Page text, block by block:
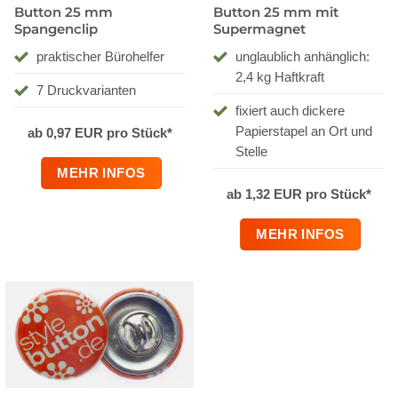
Button 25 mm
Spangenclip
praktischer Bürohelfer
7 Druckvarianten
ab 0,97 EUR pro Stück*
MEHR INFOS
Button 25 mm mit
Supermagnet
unglaublich anhänglich:
2,4 kg Haftkraft
fixiert auch dickere
Papierstapel an Ort und
Stelle
ab 1,32 EUR pro Stück*
MEHR INFOS